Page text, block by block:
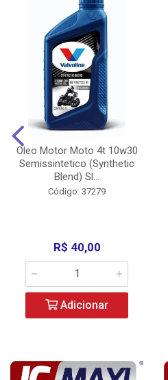
Oleo Motor Moto 4t 10w30
Semissintetico (Synthetic
Blend) Sl...
Código: 37279
R$ 40,00
Adicionar